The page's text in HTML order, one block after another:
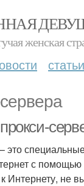
женская
статьи
с
к Интернету,